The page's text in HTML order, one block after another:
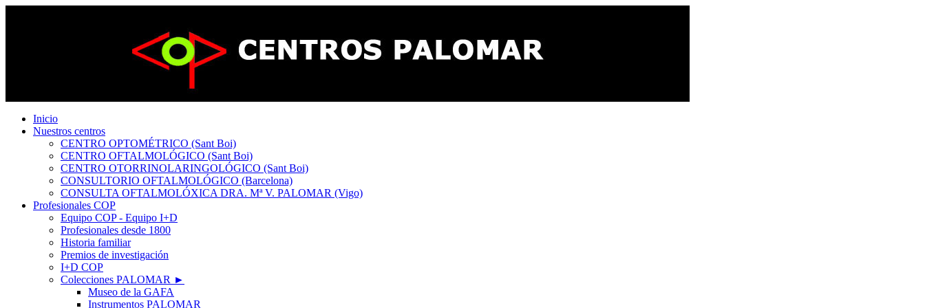
Inicio
Nuestros centros
CENTRO OPTOMÉTRICO (Sant Boi)
CENTRO OFTALMOLÓGICO (Sant Boi)
CENTRO OTORRINOLARINGOLÓGICO (Sant Boi)
CONSULTORIO OFTALMOLÓGICO (Barcelona)
CONSULTA OFTALMOLÓXICA DRA. Mª V. PALOMAR (Vigo)
Profesionales COP
Equipo COP - Equipo I+D
Profesionales desde 1800
Historia familiar
Premios de investigación
I+D COP
Colecciones PALOMAR ►
Museo de la GAFA
Instrumentos PALOMAR